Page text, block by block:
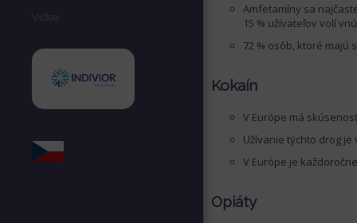
Videa
Amfetamíny sa
15 % užívateľov volí
72 % osôb, ktoré majú
Kokaín
V Európe má
Užívanie týchto drog
V Európe je
Opiáty